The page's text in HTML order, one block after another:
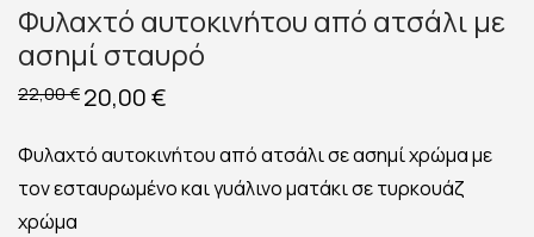
Φυλαχτό αυτοκινήτου από ατσάλι με
ασημί σταυρό
22,00€ Original
price
22,00 €.
20,00€
είναι:
20,00 €.
Φυλαχτό αυτοκινήτου από ατσάλι σε ασημί χρώμα με
τον εσταυρωμένο και γυάλινο ματάκι σε τυρκουάζ
χρώμα